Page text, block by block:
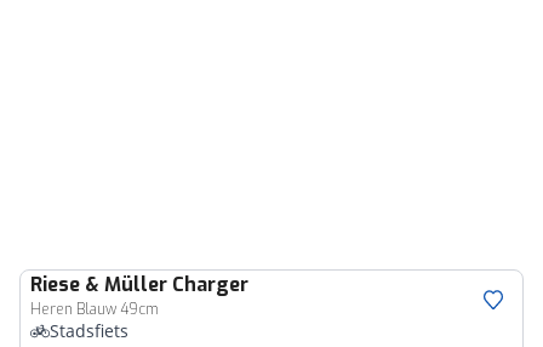
Riese & Müller Charger
Heren Blauw 49cm
Stadsfiets